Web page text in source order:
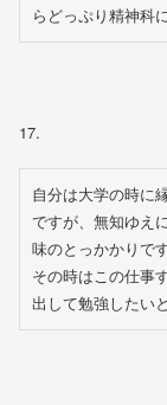
らどっぷり精神科
17.
自分は大学の時に
ですが、無知ゆえ
味のとっかかりで
その時はこの仕事
出して勉強したい